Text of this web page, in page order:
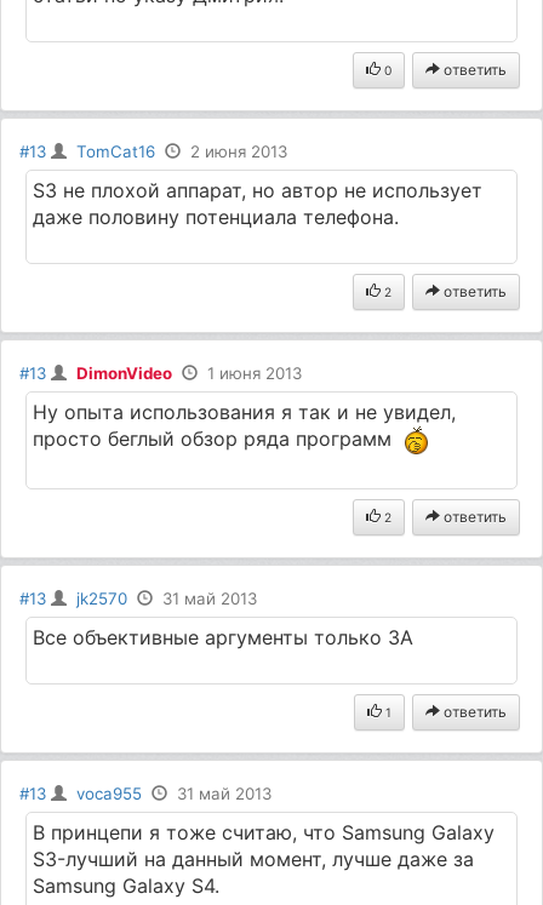
0 ответить
#13 TomCat16 2 июня 2013
S3 не плохой аппарат, но автор не использует
даже половину потенциала телефона.
2 ответить
#13 DimonVideo 1 июня 2013
Ну опыта использования я так и не увидел,
просто беглый обзор ряда программ
2 ответить
#13 jk2570 31 май 2013
Все объективные аргументы только ЗА
1 ответить
#13 voca955 31 май 2013
В принцепи я тоже считаю, что Samsung Galaxy
S3-лучший на данный момент, лучше даже за
Samsung Galaxy S4.